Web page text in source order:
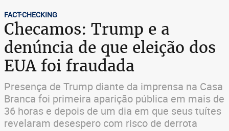
FACT-CHECKING
Checamos: Trump e a
denúncia de que eleição dos
EUA foi fraudada
Presença de Trump diante da imprensa na Casa
Branca foi primeira aparição pública em mais de
36 horas e depois de um dia em que seus tuítes
revelaram desespero com risco de derrota